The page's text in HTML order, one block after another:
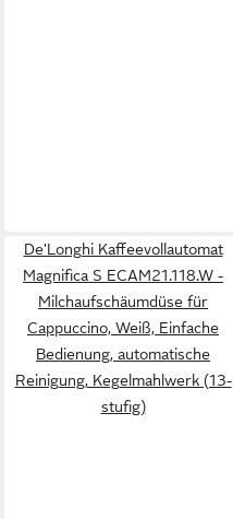
De'Longhi Kaffeevollautomat
Magnifica S ECAM21.118.W -
Milchaufschäumdüse für
Cappuccino, Weiß, Einfache
Bedienung, automatische
Reinigung, Kegelmahlwerk (13-
stufig)